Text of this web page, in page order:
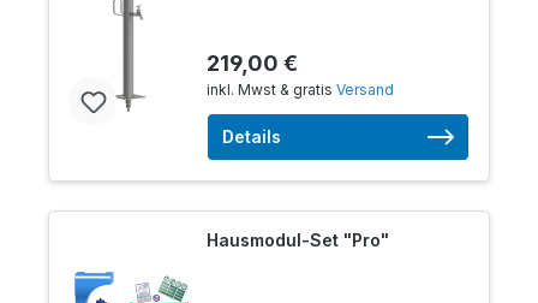
219,00 €
inkl. Mwst & gratis Versand
Details
Hausmodul-Set "Pro"